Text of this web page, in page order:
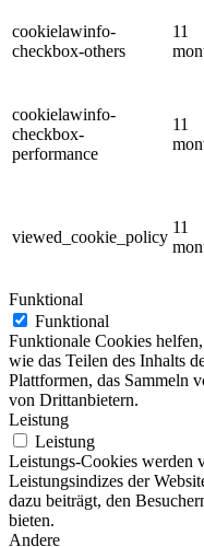
cookielawinfo-
checkbox-others
11
cookielawinfo-
checkbox-
performance
11
viewed_cookie_policy
11
Funktional
Funktional
Funktionale Cookies
wie das Teilen des Inhalts
Plattformen, das Sammeln
von Drittanbietern.
Leistung
Leistung
Leistungs-Cookies werden
Leistungsindizes der
dazu beiträgt, den
bieten.
Andere